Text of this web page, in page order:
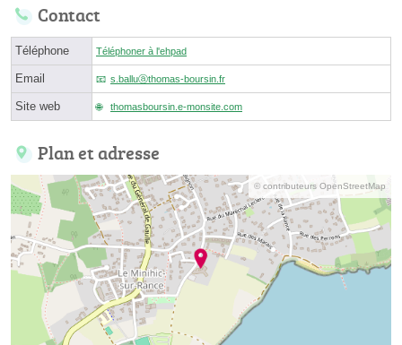
Contact
Téléphone Téléphoner à l'ehpad
Email s.balluⓐthomas-boursin.fr
Site web thomasboursin.e-monsite.com
Plan et adresse
© contributeurs OpenStreetMap